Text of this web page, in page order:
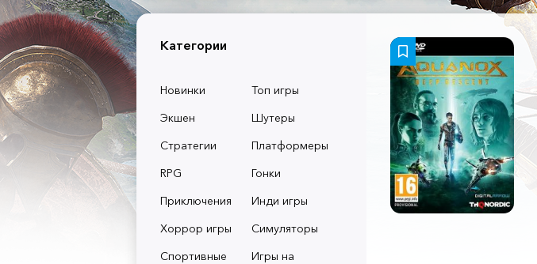
Категории
Новинки
Топ игры
Экшен
Шутеры
Стратегии
Платформеры
RPG
Гонки
Приключения
Инди игры
Хоррор игры
Симуляторы
Спортивные
Игры на